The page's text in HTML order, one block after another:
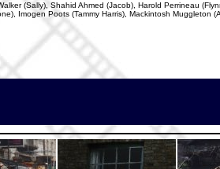
(Sally), Shahid Ahmed (Jacob), Harold Perrineau
Imogen Poots (Tammy Harris), Mackintosh Muggleton